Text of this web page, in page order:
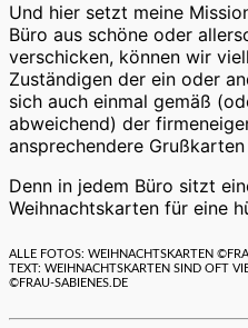
Und hier setzt meine
Büro aus schöne oder
verschicken, können wir
Zuständigen der ein oder
sich auch einmal gemäß
abweichend) der
ansprechendere
Denn in jedem Büro sitzt
Weihnachtskarten für eine
ALLE FOTOS: WEIHNACHTSKARTEN
TEXT: WEIHNACHTSKARTEN SIND OFT
FRAU-SABIENES.DE